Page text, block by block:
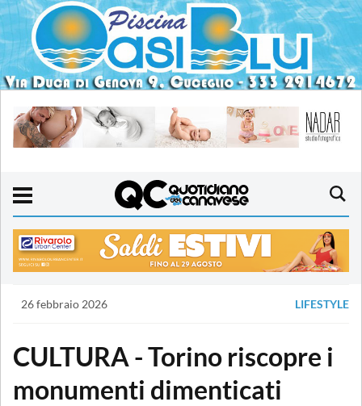
26 febbraio 2026 LIFESTYLE
CULTURA - Torino riscopre i
monumenti dimenticati